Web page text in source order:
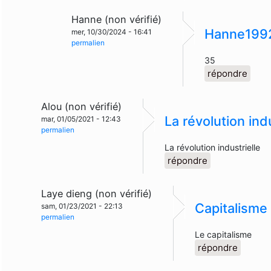
Hanne (non vérifié)
mer, 10/30/2024 - 16:41
permalien
35
répondre
Alou (non vérifié)
mar, 01/05/2021 - 12:43
permalien
La révolution
La révolution industrielle
répondre
Laye dieng (non vérifié)
sam, 01/23/2021 - 22:13
permalien
Capitalisme
Le capitalisme
répondre